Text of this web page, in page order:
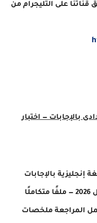
على التليجرام من
بالإجابات — اختبار
إنجليزية بالإجابات
للصف الثاني الإعدادي — الترم الأول 2026 — ملفًا متكاملًا
المراجعة ملخصات